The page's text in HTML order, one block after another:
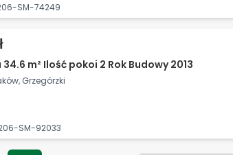
SM-74249
m² Ilość pokoi 2 Rok Budowy 2013
Grzegórzki
SM-92033